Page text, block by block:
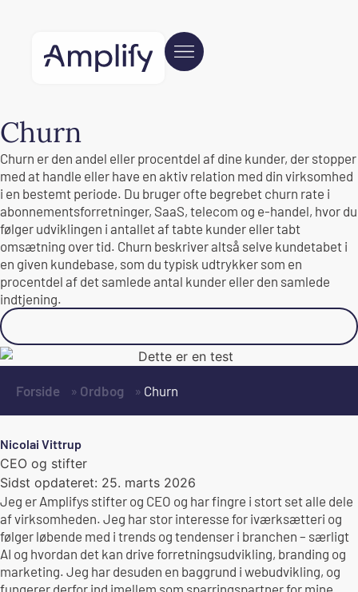
Churn
Churn er den andel eller procentdel af dine kunder, der stopper
med at handle eller have en aktiv relation med din virksomhed
i en bestemt periode. Du bruger ofte begrebet churn rate i
abonnementsforretninger, SaaS, telecom og e-handel, hvor du
følger udviklingen i antallet af tabte kunder eller tabt
omsætning over tid. Churn beskriver altså selve kundetabet i
en given kundebase, som du typisk udtrykker som en
procentdel af det samlede antal kunder eller den samlede
indtjening.
Forside » Ordbog » Churn
Nicolai Vittrup
CEO og stifter
Sidst opdateret: 25. marts 2026
Jeg er Amplifys stifter og CEO og har fingre i stort set alle dele
af virksomheden. Jeg har stor interesse for iværksætteri og
følger løbende med i trends og tendenser i branchen – særligt
AI og hvordan det kan drive forretningsudvikling, branding og
marketing. Jeg har desuden en baggrund i webudvikling, og
fungerer derfor ind imellem som sparringspartner for mine